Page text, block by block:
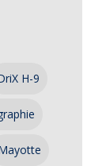
H-9